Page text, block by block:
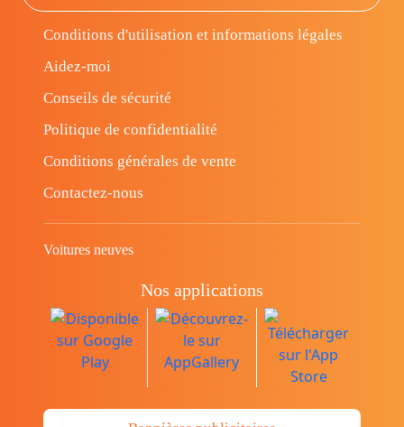
Conditions d'utilisation et informations légales
Aidez-moi
Conseils de sécurité
Politique de confidentialité
Conditions générales de vente
Contactez-nous
Voitures neuves
Nos applications